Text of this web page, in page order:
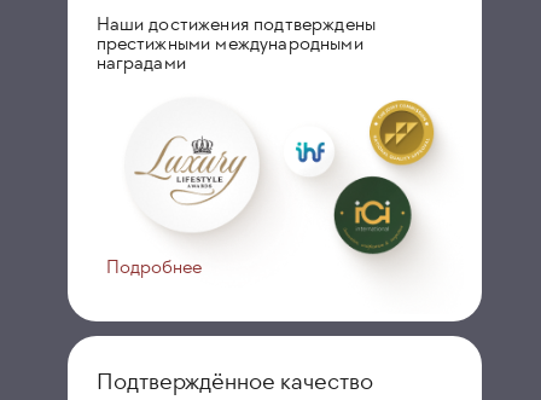
Наши достижения подтверждены
престижными международными
наградами
Подробнее
Подтверждённое качество